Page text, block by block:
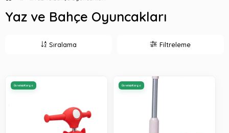
Yaz ve Bahçe Oyuncakları
Filtreleme
Sıralama
Ücretsiz Kargo Ücretsiz Kargo